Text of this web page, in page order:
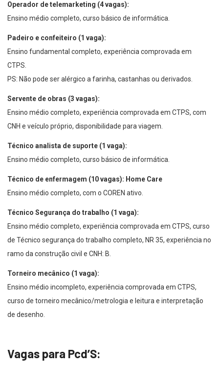
Operador de telemarketing (4 vagas):
Ensino médio completo, curso básico de informática.
Padeiro e confeiteiro (1 vaga):
Ensino fundamental completo, experiência comprovada em
CTPS.
PS: Não pode ser alérgico a farinha, castanhas ou derivados.
Servente de obras (3 vagas):
Ensino médio completo, experiência comprovada em CTPS, com
CNH e veículo próprio, disponibilidade para viagem.
Técnico analista de suporte (1 vaga):
Ensino médio completo, curso básico de informática.
Técnico de enfermagem (10 vagas): Home Care
Ensino médio completo, com o COREN ativo.
Técnico Segurança do trabalho (1 vaga):
Ensino médio completo, experiência comprovada em CTPS, curso
de Técnico segurança do trabalho completo, NR 35, experiência no
ramo da construção civil e CNH: B.
Torneiro mecânico (1 vaga):
Ensino médio incompleto, experiência comprovada em CTPS,
curso de torneiro mecânico/metrologia e leitura e interpretação
de desenho.
Vagas para Pcd’S: